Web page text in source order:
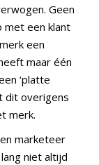
Geen
met een klant
een
maar één
‘platte
dit overigens
merk.
marketeer
niet altijd